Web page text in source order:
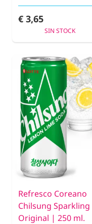
€ 3,65
SIN STOCK
Refresco Coreano
Chilsung Sparkling
Original | 250 ml.